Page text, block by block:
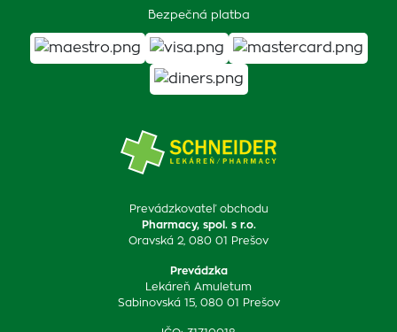
Prevádzkovateľ obchodu
Pharmacy, spol. s r.o.
Oravská 2, 080 01 Prešov
Prevádzka
Lekáreň Amuletum
Sabinovská 15, 080 01 Prešov
Bezpečná platba